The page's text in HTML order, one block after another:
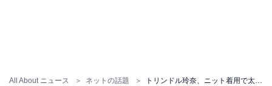
All About ニュース ネットの話題 トリンドル玲奈、ニット着用で太ももあらわな”神の領域”を披露！ 「とてつもなく可愛過ぎですね」